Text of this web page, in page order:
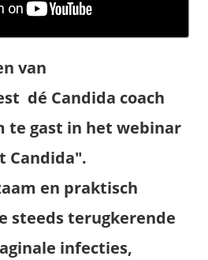
van
dé Candida coach
te gast in het webinar
Candida".
en praktisch
steeds terugkerende
infecties,